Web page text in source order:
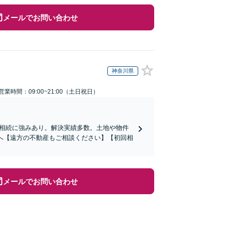
メールでお問い合わせ
神奈川県
業時間：09:00~21:00（土日祝日）
続に強みあり。解決実績多数。土地や物件
遠方の不動産もご相談ください】【初回相
メールでお問い合わせ